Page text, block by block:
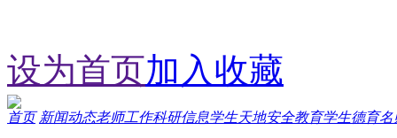
设为首页加入收藏
首页 新闻动态老师工作科研信息学生天地安全教育学生德育名